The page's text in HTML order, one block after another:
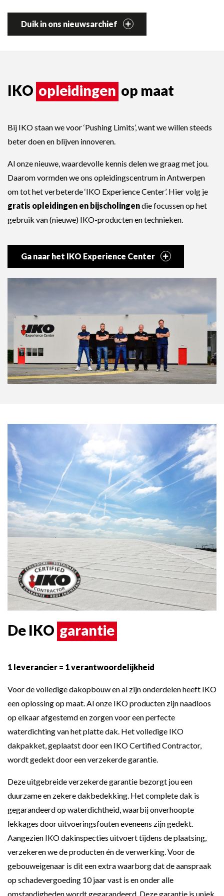
Duik in ons nieuwsarchief
IKO opleidingen op maat
Bij IKO staan we voor ‘Pushing Limits’, want we willen steeds
beter doen en blijven innoveren.
Al onze nieuwe, waardevolle kennis delen we graag met jou.
Daarom vormden we ons opleidingscentrum in Antwerpen
om tot het verbeterde ‘IKO Experience Center’. Hier volg je
gratis opleidingen en bijscholingendie focussen op het
gebruik van (nieuwe) IKO-producten en technieken.
Ga naar het IKO Experience Center
De IKO garantie
1 leverancier = 1 verantwoordelijkheid
Voor de volledige dakopbouw en al zijn onderdelen heeft IKO
een oplossing op maat. Al onze IKO producten zijn naadloos
op elkaar afgestemd en zorgen voor een perfecte
waterdichting van het platte dak. Het volledige IKO
dakpakket, geplaatst door een IKO Certified Contractor,
wordt gedekt door een verzekerde garantie.
Deze uitgebreide verzekerde garantie bezorgt jou een
duurzame en zekere dakbedekking. Het complete dak is
gegarandeerd op waterdichtheid, waarbij onverhoopte
lekkages door uitvoeringsfouten eveneens zijn gedekt.
Aangezien IKO dakinspecties uitvoert tijdens de plaatsing,
verzekeren we de producten én de verwerking. Voor de
gebouweigenaar is dit een extra waarborg dat de aanspraak
op schadevergoeding 10 jaar vast is en onder alle
omstandigheden wordt gegarandeerd. Deze garantie is uniek